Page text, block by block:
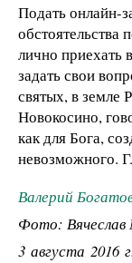
Подать онлайн-
обстоятельства
лично приехать
задать свои
святых, в земле
Новокосино,
как для Бога,
невозможного.
Валерий
Фото:
3 августа 2016